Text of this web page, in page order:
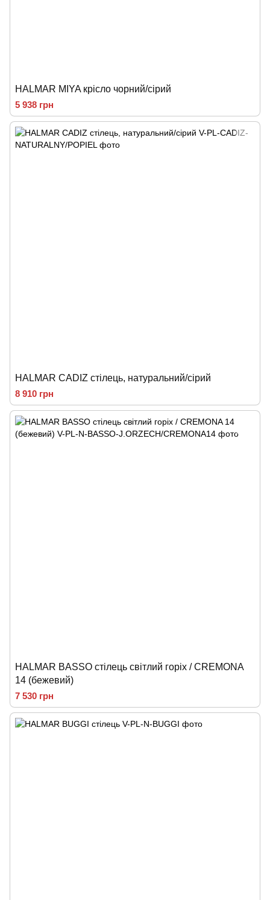
HALMAR MIYA крісло чорний/сірий
5 938 грн
HALMAR CADIZ стілець, натуральний/сірий
8 910 грн
HALMAR BASSO стілець світлий горіх / CREMONA
14 (бежевий)
7 530 грн